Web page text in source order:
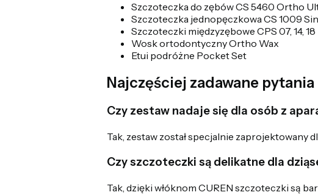
Szczoteczka do zębów CS 5460 Ortho
Szczoteczka jednopęczkowa CS 1009
Szczoteczki międzyzębowe CPS 07, 14, 18
Wosk ortodontyczny Ortho Wax
Etui podróżne Pocket Set
Najczęściej zadawane pytania
Czy zestaw nadaje się dla osób z
Tak, zestaw został specjalnie zaprojektowany
Czy szczoteczki są delikatne dla
Tak, dzięki włóknom CUREN szczoteczki są